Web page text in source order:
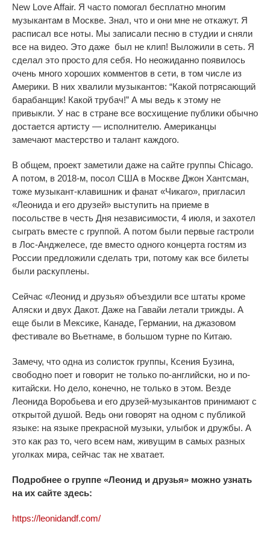
New Love Affair. Я часто помогал бесплатно многим
музыкантам в Москве. Знал, что и они мне не откажут. Я
расписал все ноты. Мы записали песню в студии и сняли
все на видео. Это даже был не клип! Выложили в сеть. Я
сделал это просто для себя. Но неожиданно появилось
очень много хороших комментов в сети, в том числе из
Америки. В них хвалили музыкантов: “Какой потрясающий
барабанщик! Какой трубач!” А мы ведь к этому не
привыкли. У нас в стране все восхищение публики обычно
достается артисту — исполнителю. Американцы
замечают мастерство и талант каждого.
В общем, проект заметили даже на сайте группы Chicago.
А потом, в 2018-м, посол США в Москве Джон Хантсман,
тоже музыкант-клавишник и фанат «Чикаго», пригласил
«Леонида и его друзей» выступить на приеме в
посольстве в честь Дня независимости, 4 июля, и захотел
сыграть вместе с группой. А потом были первые гастроли
в Лос-Анджелесе, где вместо одного концерта гостям из
России предложили сделать три, потому как все билеты
были раскуплены.
Сейчас «Леонид и друзья» объездили все штаты кроме
Аляски и двух Дакот. Даже на Гавайи летали трижды. А
еще были в Мексике, Канаде, Германии, на джазовом
фестивале во Вьетнаме, в большом турне по Китаю.
Замечу, что одна из солисток группы, Ксения Бузина,
свободно поет и говорит не только по-английски, но и по-
китайски. Но дело, конечно, не только в этом. Везде
Леонида Воробьева и его друзей-музыкантов принимают с
открытой душой. Ведь они говорят на одном с публикой
языке: на языке прекрасной музыки, улыбок и дружбы. А
это как раз то, чего всем нам, живущим в самых разных
уголках мира, сейчас так не хватает.
Подробнее о группе «Леонид и друзья» можно узнать
на их сайте здесь:
https://leonidandf.com/